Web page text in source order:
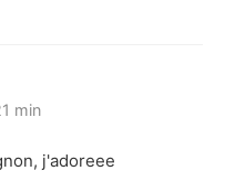
min
j'adoreee